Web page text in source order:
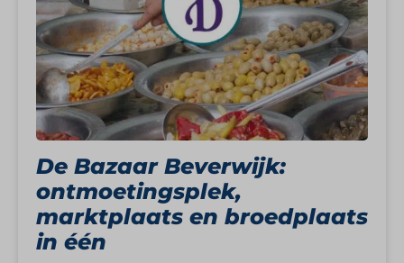
De Bazaar Beverwijk:
ontmoetingsplek,
marktplaats en broedplaats
in één